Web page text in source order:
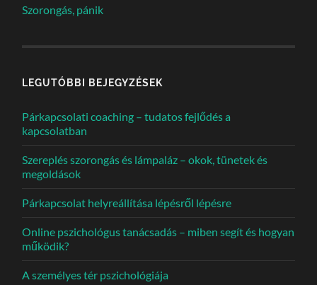
Szorongás, pánik
LEGUTÓBBI BEJEGYZÉSEK
Párkapcsolati coaching – tudatos fejlődés a
kapcsolatban
Szereplés szorongás és lámpaláz – okok, tünetek és
megoldások
Párkapcsolat helyreállítása lépésről lépésre
Online pszichológus tanácsadás – miben segít és hogyan
működik?
A személyes tér pszichológiája